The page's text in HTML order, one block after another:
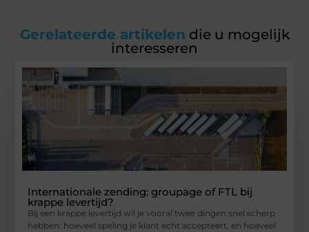
Gerelateerde artikelen die u mogelijk
interesseren
Internationale zending: groupage of FTL bij
krappe levertijd?
Bij een krappe levertijd wil je vooral twee dingen snel scherp
hebben: hoeveel speling je klant echt accepteert, en hoeveel